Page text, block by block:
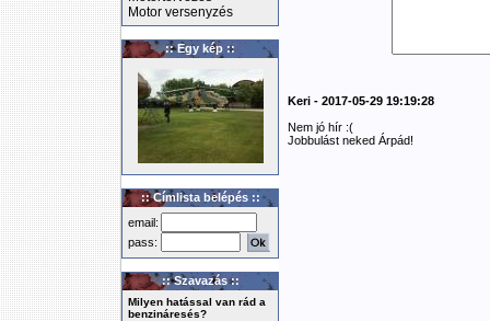
Motor versenyzés
:: Egy kép ::
:: Címlista belépés ::
email:
pass:
:: Szavazás ::
Milyen hatással van rád a
benzináresés?
Keri - 2017-05-29 19:19:28
Nem jó hír :(
Jobbulást neked Árpád!